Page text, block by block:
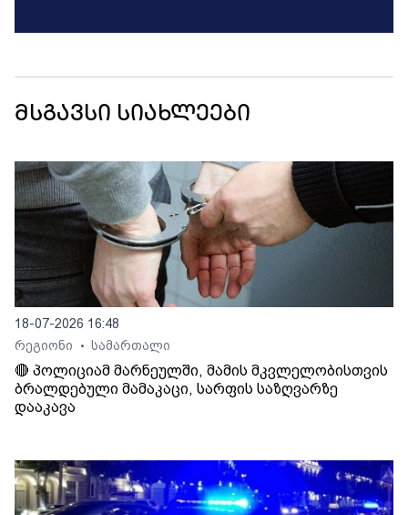
მსგავსი სიახლეები
18-07-2026 16:48
რეგიონი
• სამართალი
🔴 პოლიციამ მარნეულში, მამის მკვლელობისთვის
ბრალდებული მამაკაცი, სარფის საზღვარზე
დააკავა